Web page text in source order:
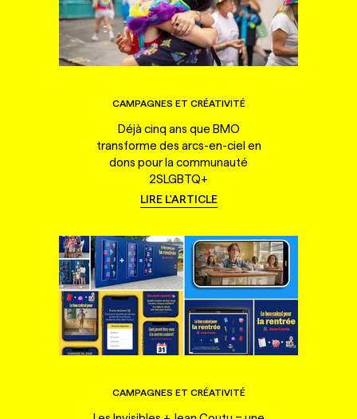
CAMPAGNES ET CRÉATIVITÉ
Déjà cinq ans que BMO
transforme des arcs-en-ciel en
dons pour la communauté
2SLGBTQ+
LIRE L'ARTICLE
CAMPAGNES ET CRÉATIVITÉ